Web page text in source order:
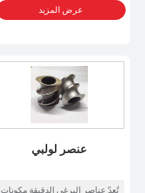
الطارد . جميع مكونات مصممة
عرض المزيد
عنصر لولبي
تُعدّ عناصر البرغي الدقيقة مكونات